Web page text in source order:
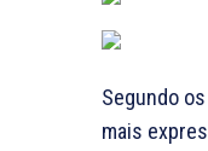
Segundo
mais